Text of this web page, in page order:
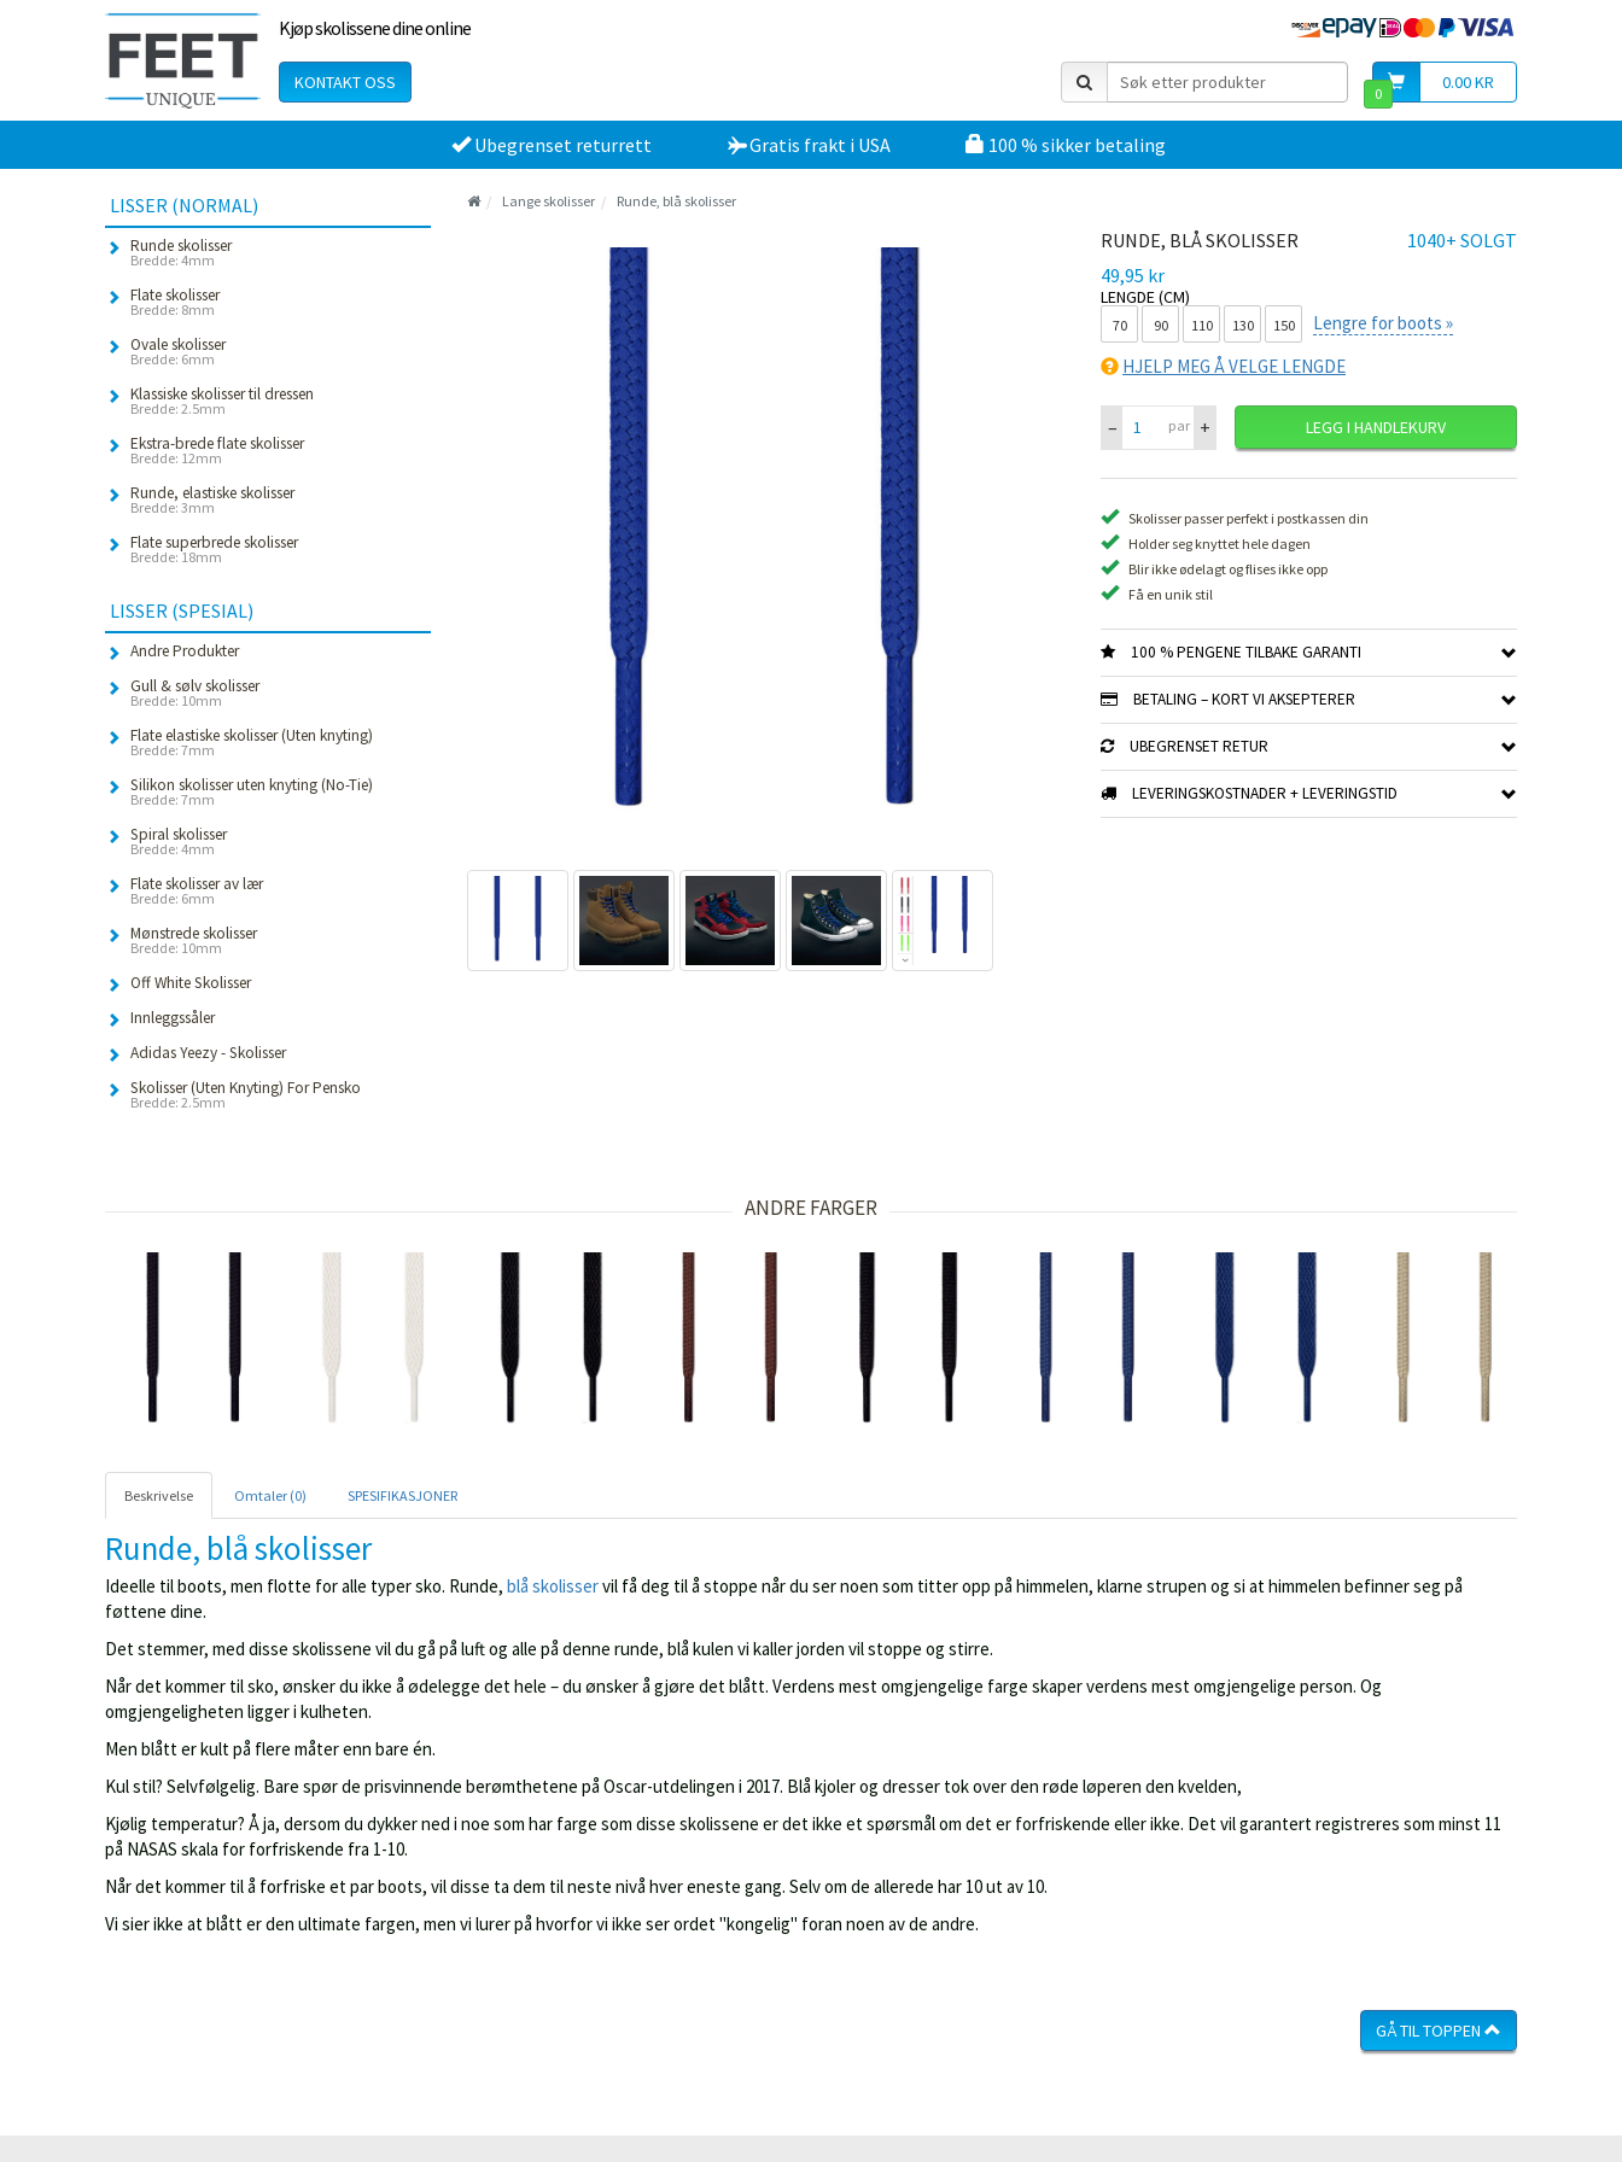
Kjøp skolissene dine online
KONTAKT OSS 0.00 KR
0
Ubegrenset returrett Gratis frakt i USA 100 % sikker betaling
LISSER (NORMAL)
Runde skolisser
Bredde: 4mm
Flate skolisser
Bredde: 8mm
Ovale skolisser
Bredde: 6mm
Klassiske skolisser til dressen
Bredde: 2.5mm
Ekstra-brede flate skolisser
Bredde: 12mm
Runde, elastiske skolisser
Bredde: 3mm
Flate superbrede skolisser
Bredde: 18mm
LISSER (SPESIAL)
Andre Produkter
Gull & sølv skolisser
Bredde: 10mm
Flate elastiske skolisser (Uten knyting)
Bredde: 7mm
Silikon skolisser uten knyting (No-Tie)
Bredde: 7mm
Spiral skolisser
Bredde: 4mm
Flate skolisser av lær
Bredde: 6mm
Mønstrede skolisser
Bredde: 10mm
Off White Skolisser
Innleggssåler
Adidas Yeezy - Skolisser
Skolisser (Uten Knyting) For Pensko
Bredde: 2.5mm
Lange skolisser Runde, blå skolisser
1040+ SOLGT
RUNDE, BLÅ SKOLISSER
49,95 kr
LENGDE (CM)
70 90 110 130 150
Lengre for boots »
HJELP MEG Å VELGE LENGDE
– par + LEGG I HANDLEKURV
Skolisser passer perfekt i postkassen din
Holder seg knyttet hele dagen
Blir ikke ødelagt og flises ikke opp
Få en unik stil
100 % PENGENE TILBAKE GARANTI
BETALING – KORT VI AKSEPTERER
UBEGRENSET RETUR
LEVERINGSKOSTNADER + LEVERINGSTID
ANDRE FARGER
Beskrivelse Omtaler (0) SPESIFIKASJONER
Runde, blå skolisser
Ideelle til boots, men flotte for alle typer sko. Runde, blå skolisservil få deg til å stoppe når du ser noen som titter opp på himmelen, klarne strupen og si at himmelen befinner seg på
føttene dine.
Det stemmer, med disse skolissene vil du gå på luft og alle på denne runde, blå kulen vi kaller jorden vil stoppe og stirre.
Når det kommer til sko, ønsker du ikke å ødelegge det hele – du ønsker å gjøre det blått. Verdens mest omgjengelige farge skaper verdens mest omgjengelige person. Og
omgjengeligheten ligger i kulheten.
Men blått er kult på flere måter enn bare én.
Kul stil? Selvfølgelig. Bare spør de prisvinnende berømthetene på Oscar-utdelingen i 2017. Blå kjoler og dresser tok over den røde løperen den kvelden,
Kjølig temperatur? Å ja, dersom du dykker ned i noe som har farge som disse skolissene er det ikke et spørsmål om det er forfriskende eller ikke. Det vil garantert registreres som minst 11
på NASAS skala for forfriskende fra 1-10.
Når det kommer til å forfriske et par boots, vil disse ta dem til neste nivå hver eneste gang. Selv om de allerede har 10 ut av 10.
Vi sier ikke at blått er den ultimate fargen, men vi lurer på hvorfor vi ikke ser ordet "kongelig" foran noen av de andre.
GÅ TIL TOPPEN